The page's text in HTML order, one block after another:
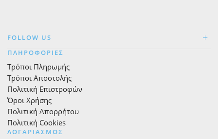
FOLLOW US
ΠΛΗΡΟΦΟΡΙΕΣ
Τρόποι Πληρωμής
Τρόποι Αποστολής
Πολιτική Επιστροφών
Όροι Χρήσης
Πολιτική Απορρήτου
Πολιτική Cookies
ΛΟΓΑΡΙΑΣΜΟΣ